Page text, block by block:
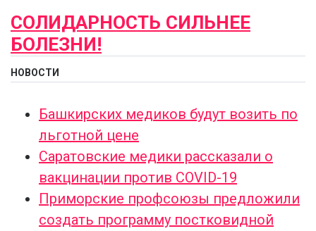
СОЛИДАРНОСТЬ СИЛЬНЕЕ
БОЛЕЗНИ!
НОВОСТИ
Башкирских медиков будут возить по
льготной цене
Саратовские медики рассказали о
вакцинации против COVID-19
Приморские профсоюзы предложили
создать программу постковидной